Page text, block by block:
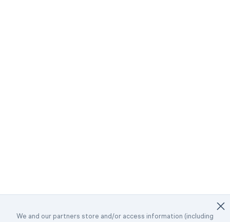
We and our partners store and/or access information (including